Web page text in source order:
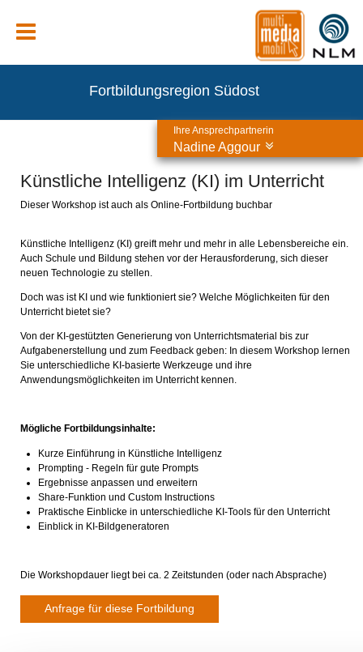
Fortbildungsregion Südost
Künstliche Intelligenz (KI) im Unterricht
Dieser Workshop ist auch als Online-Fortbildung buchbar
Künstliche Intelligenz (KI) greift mehr und mehr in alle Lebensbereiche ein.
Auch Schule und Bildung stehen vor der Herausforderung, sich dieser
neuen Technologie zu stellen.
Doch was ist KI und wie funktioniert sie? Welche Möglichkeiten für den
Unterricht bietet sie?
Von der KI-gestützten Generierung von Unterrichtsmaterial bis zur
Aufgabenerstellung und zum Feedback geben: In diesem Workshop lernen
Sie unterschiedliche KI-basierte Werkzeuge und ihre
Anwendungsmöglichkeiten im Unterricht kennen.
Mögliche Fortbildungsinhalte:
Kurze Einführung in Künstliche Intelligenz
Prompting - Regeln für gute Prompts
Ergebnisse anpassen und erweitern
Share-Funktion und Custom Instructions
Praktische Einblicke in unterschiedliche KI-Tools für den Unterricht
Einblick in KI-Bildgeneratoren
Die Workshopdauer liegt bei ca. 2 Zeitstunden (oder nach Absprache)
Anfrage für diese Fortbildung
Ihre Ansprechpartnerin
Nadine Aggour